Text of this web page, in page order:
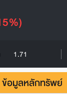
1.71
ข้อมูลหลักทรัพย์